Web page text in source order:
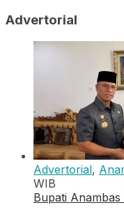
Advertorial
Advertorial,
WIB
Bupati